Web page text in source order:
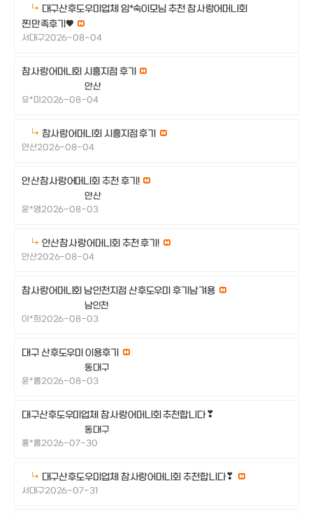
대구산후도우미업체 임*숙이모님 추천 참사랑어머니회
찐만족후기❤️
서대구2026-08-04
참사랑어머니회 시흥지점 후기
안산
유*미2026-08-04
참사랑어머니회 시흥지점 후기
안산2026-08-04
안산참사랑어머니회 추천 후기!
안산
윤*영2026-08-03
안산참사랑어머니회 추천 후기!
안산2026-08-04
참사랑어머니회 남인천지점 산후도우미 후기남겨용
남인천
이*희2026-08-03
대구 산후도우미 이용후기
동대구
윤*름2026-08-03
대구산후도우미업체 참사랑어머니회 추천합니다❣
동대구
홍*름2026-07-30
대구산후도우미업체 참사랑어머니회 추천합니다❣
서대구2026-07-31